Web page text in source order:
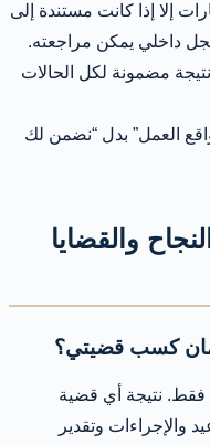
إلا إذا كانت مستندة إلى
مضمونة لكل الحالات
العمل” بدل “نضمن لك
والقضايا
كسب قضيتي؟
فقط. نتيجة أي قضية
والإجراءات وتقدير